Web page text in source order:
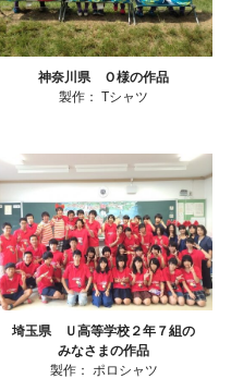
神奈川県 Ｏ様の作品
製作： Tシャツ
埼玉県 Ｕ高等学校２年７組の
みなさまの作品
製作：
ポロシャツ